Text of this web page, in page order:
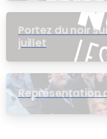
Portez du noir
juillet
Représentation